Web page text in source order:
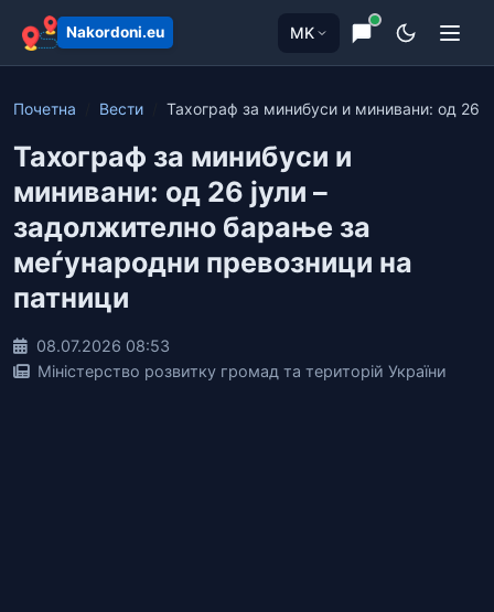
Nakordoni.eu MK
Почетна Вести Тахограф за минибуси и минивани: од 26
Тахограф за минибуси и
минивани: од 26 јули –
задолжително барање за
меѓународни превозници на
патници
08.07.2026 08:53
Міністерство розвитку громад та територій України